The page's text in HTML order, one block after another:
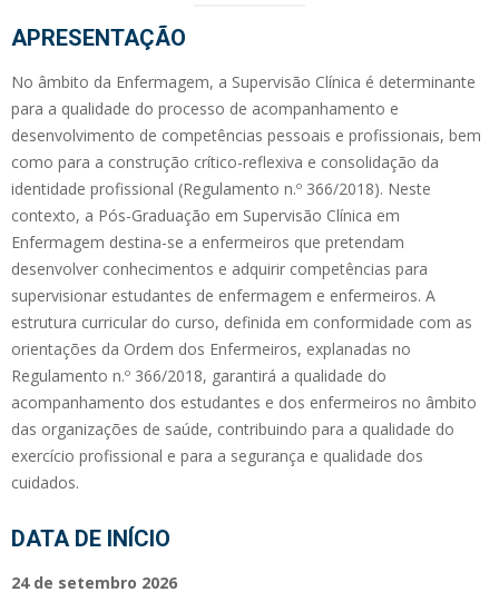
APRESENTAÇÃO
No âmbito da Enfermagem, a Supervisão Clínica é determinante
para a qualidade do processo de acompanhamento e
desenvolvimento de competências pessoais e profissionais, bem
como para a construção crítico-reflexiva e consolidação da
identidade profissional (Regulamento n.º 366/2018). Neste
contexto, a Pós-Graduação em Supervisão Clínica em
Enfermagem destina-se a enfermeiros que pretendam
desenvolver conhecimentos e adquirir competências para
supervisionar estudantes de enfermagem e enfermeiros. A
estrutura curricular do curso, definida em conformidade com as
orientações da Ordem dos Enfermeiros, explanadas no
Regulamento n.º 366/2018, garantirá a qualidade do
acompanhamento dos estudantes e dos enfermeiros no âmbito
das organizações de saúde, contribuindo para a qualidade do
exercício profissional e para a segurança e qualidade dos
cuidados.
DATA DE INÍCIO
24 de setembro 2026